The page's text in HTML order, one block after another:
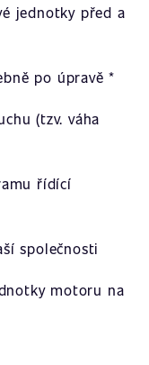
jednotky před a
po úpravě *
(tzv. váha
řídící
společnosti
motoru na